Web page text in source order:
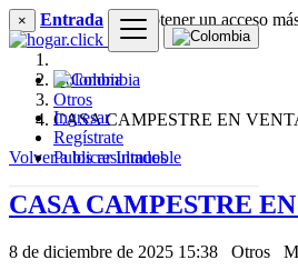
Ingresar
Regístrate
Publicar Inmueble
× Entrada para obtener un acceso
Colombia
Otros
CASA CAMPESTRE EN
Volver a los resultados
CASA CAMPESTRE
8 de diciembre de 2025 15:38 Otros